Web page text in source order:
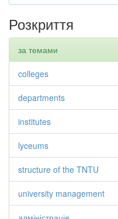
Розкриття
за темами
colleges
departments
institutes
lyceums
structure of the TNTU
university management